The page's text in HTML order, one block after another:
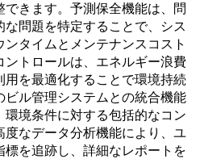
きます。予測保全機能は、問
問題を特定することで、シス
タイムとメンテナンスコスト
ントロールは、エネルギー浪費
用を最適化することで環境持続
ル管理システムとの統合機能
境条件に対する包括的なコン
度なデータ分析機能により、ユ
を追跡し、詳細なレポートを